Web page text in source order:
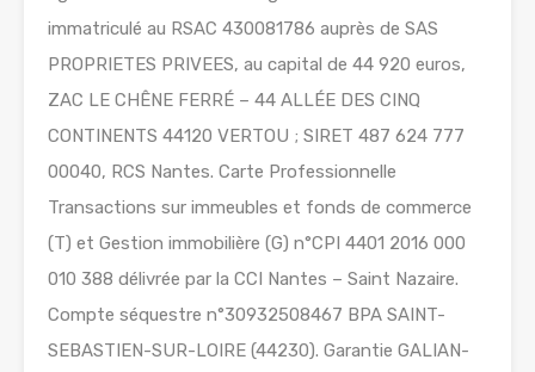
immatriculé au RSAC 430081786 auprès de SAS
PROPRIETES PRIVEES, au capital de 44 920 euros,
ZAC LE CHÊNE FERRÉ – 44 ALLÉE DES CINQ
CONTINENTS 44120 VERTOU ; SIRET 487 624 777
00040, RCS Nantes. Carte Professionnelle
Transactions sur immeubles et fonds de commerce
(T) et Gestion immobilière (G) n°CPI 4401 2016 000
010 388 délivrée par la CCI Nantes – Saint Nazaire.
Compte séquestre n°30932508467 BPA SAINT-
SEBASTIEN-SUR-LOIRE (44230). Garantie GALIAN-